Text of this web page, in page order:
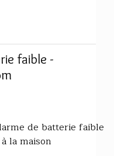
faible -
de batterie faible
la maison